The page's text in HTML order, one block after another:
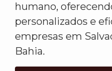
humano,
personalizados e
empresas em
Bahia.